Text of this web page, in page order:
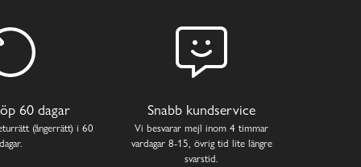
60 dagar
(ångerrätt) i 60
dagar.
Snabb kundservice
Vi besvarar mejl inom 4 timmar
vardagar 8-15, övrig tid lite längre
svarstid.